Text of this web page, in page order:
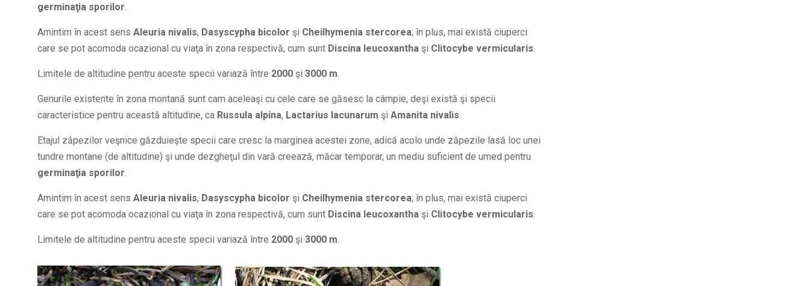
germinaţia sporilor
Amintim în acest sens Aleuria nivalis, Dasyscypha bicolor şi Cheilhymenia stercorea; în plus, mai există ciuperci
care se pot acomoda ocazional cu viaţa în zona respectivă, cum sunt Discina leucoxantha şi Clitocybe vermicularis
Limitele de altitudine pentru aceste specii variază între 2000 şi 3000 m
Genurile existente în zona montană sunt cam aceleaşi cu cele care se găsesc la câmpie, deşi există şi specii
caracteristice pentru această altitudine, ca Russula alpina, Lactarius lacunarum şi Amanita nivalis
Etajul zăpezilor veşnice găzduieşte specii care cresc la marginea acestei zone, adică acolo unde zăpezile lasă loc unei
tundre montane (de altitudine) şi unde dezgheţul din vară creează, măcar temporar, un mediu suficient de umed pentru
germinaţia sporilor
Amintim în acest sens Aleuria nivalis, Dasyscypha bicolor şi Cheilhymenia stercorea; în plus, mai există ciuperci
care se pot acomoda ocazional cu viaţa în zona respectivă, cum sunt Discina leucoxantha şi Clitocybe vermicularis
Limitele de altitudine pentru aceste specii variază între 2000 şi 3000 m